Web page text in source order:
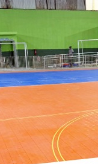
para nossa
Loandenses.
em nosso
nossos
um evento muito